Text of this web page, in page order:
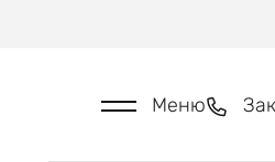
Меню